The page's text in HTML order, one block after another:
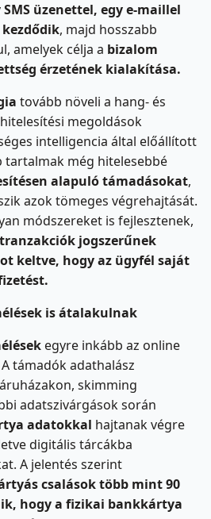
SMS üzenettel, egy e-maillel
, majd hosszabb
amelyek célja a bizalom
érzetének kialakítása.
tovább növeli a hang- és
hitelesítési megoldások
intelligencia által előállított
tartalmak még hitelesebbé
alapuló támadásokat,
azok tömeges végrehajtását.
módszereket is fejlesztenek,
jogszerűnek
keltve, hogy az ügyfél saját
is átalakulnak
egyre inkább az online
támadók adathalász
skimming
adatszivárgások során
adatokkal hajtanak végre
digitális tárcákba
A jelentés szerint
csalások több mint 90
hogy a fizikai bankkártya